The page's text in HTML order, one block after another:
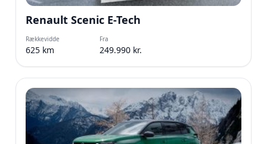
Renault Scenic E-Tech
Rækkevidde
625 km
Fra
249.990 kr.